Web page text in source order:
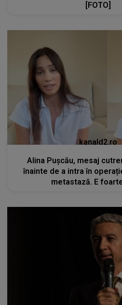
[FOTO]
kanald2.ro
Alina Pușcău, mesaj
înainte de a intra în
metastază. E